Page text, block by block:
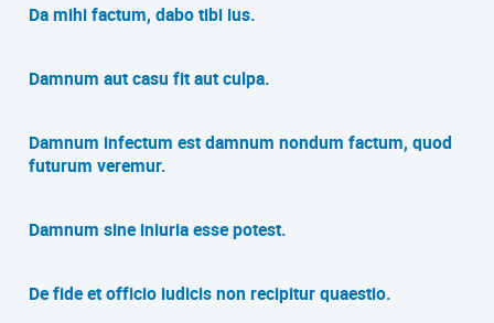
Da mihi factum, dabo tibi ius.
Damnum aut casu fit aut culpa.
Damnum infectum est damnum nondum factum, quod
futurum veremur.
Damnum sine iniuria esse potest.
De fide et officio iudicis non recipitur quaestio.